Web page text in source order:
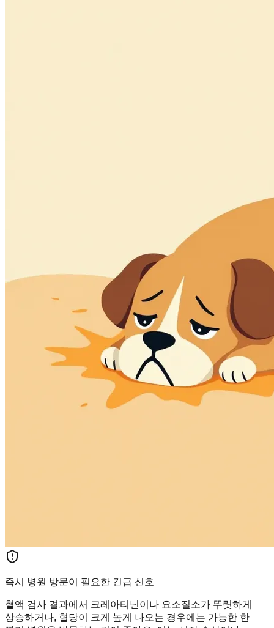
즉시 병원 방문이 필요한 긴급 신호
혈액 검사 결과에서 크레아티닌이나 요소질소가 뚜렷하게
상승하거나, 혈당이 크게 높게 나오는 경우에는 가능한 한